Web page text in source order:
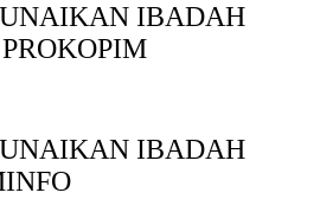
IBADAH
IBADAH